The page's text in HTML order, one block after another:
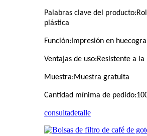
Palabras clave del producto:
plástica
Función: Impresión en
Ventajas de uso:Resistente a la
Muestra:Muestra gratuita
Cantidad mínima de pedido:
consultadetalle